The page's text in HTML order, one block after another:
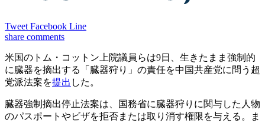
Tweet Facebook Line
share comments
米国のトム・コットン上院議員らは9日、生きたまま強制的
に臓器を摘出する「臓器狩り」の責任を中国共産党に問う超
党派法案を提出 した。
臓器強制摘出停止法案は、国務省に臓器狩りに関与した人物
のパスポートやビザを拒否または取り消す権限を与える。ま